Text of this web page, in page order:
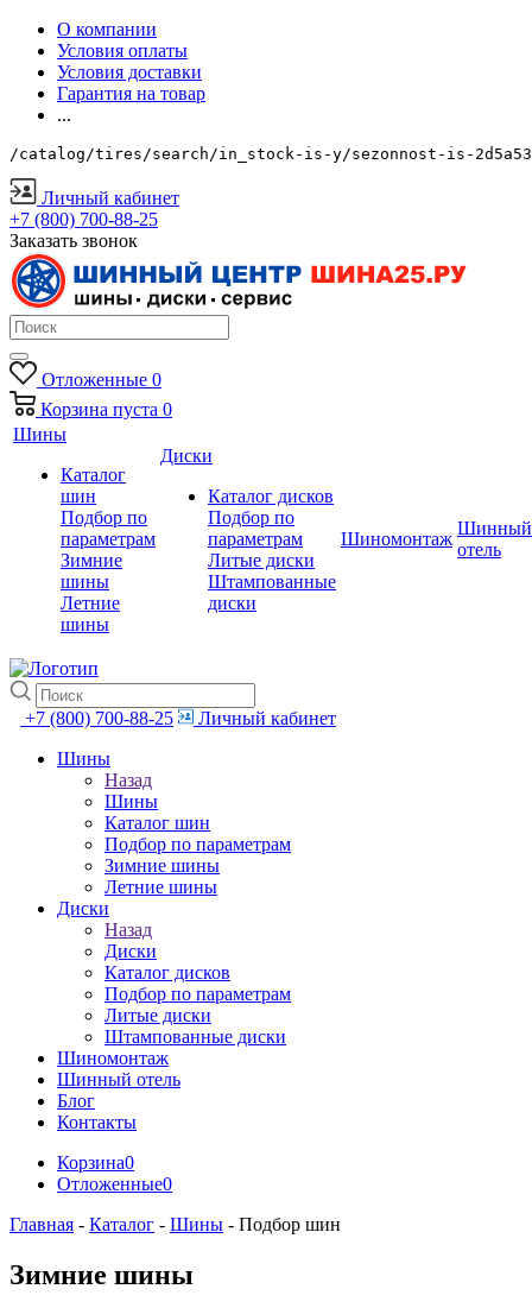
О компании
Условия оплаты
Условия доставки
Гарантия на товар
...
/catalog/tires/search/in_stock-is-y/sezonnost-is-
Личный кабинет
+7 (800) 700-88-25
Заказать звонок
Отложенные 0
Корзина пуста 0
Шины
Каталог
шин
Подбор по
параметрам
Зимние
шины
Летние
шины
Диски
Каталог дисков
Подбор по
параметрам
Литые диски
Штампованные
диски
Шиномонтаж
Шинный
отель
+7 (800) 700-88-25
Личный кабинет
Шины
Назад
Шины
Каталог шин
Подбор по параметрам
Зимние шины
Летние шины
Диски
Назад
Диски
Каталог дисков
Подбор по параметрам
Литые диски
Штампованные диски
Шиномонтаж
Шинный отель
Блог
Контакты
Корзина0
Отложенные0
Главная - Каталог - Шины - Подбор шин
Зимние шины